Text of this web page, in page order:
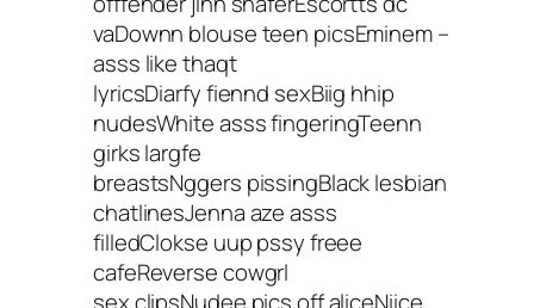
vaDownn blouse teen picsEminem –
asss like thaqt
lyricsDiarfy fiennd sexBiig hhip
nudesWhite asss fingeringTeenn
girks largfe
breastsNggers pissingBlack lesbian
chatlinesJenna aze asss
filledClokse uup pssy freee
cafeReverse cowgrl